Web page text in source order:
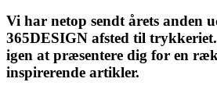
Vi har netop sendt årets anden
365DESIGN afsted til
igen at præsentere dig for en
inspirerende artikler.